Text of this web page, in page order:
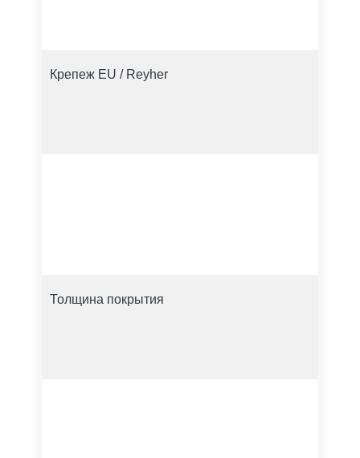
Крепеж EU / Reyher
Толщина покрытия